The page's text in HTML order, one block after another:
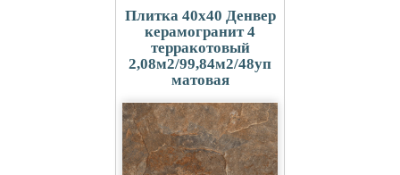
Плитка 40x40 Денвер
керамогранит 4
терракотовый
2,08м2/99,84м2/48уп
матовая